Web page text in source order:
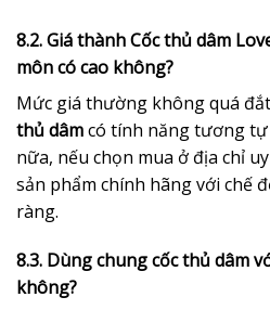
8.2. Giá thành Cốc thủ dâm
môn có cao không?
Mức giá thường không quá
thủ dâmcó tính năng tương
nữa, nếu chọn mua ở địa chỉ
sản phẩm chính hãng với chế
ràng.
8.3. Dùng chung cốc thủ dâm
không?